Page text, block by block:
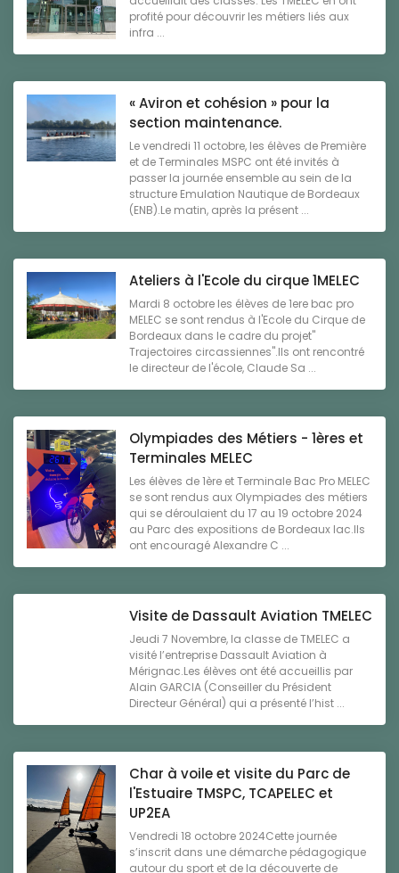
profité pour découvrir les métiers liés aux
infra ...
« Aviron et cohésion » pour la
section maintenance.
Le vendredi 11 octobre, les élèves de Première
et de Terminales MSPC ont été invités à
passer la journée ensemble au sein de la
structure Emulation Nautique de Bordeaux
(ENB).Le matin, après la présent ...
Ateliers à l'Ecole du cirque 1MELEC
Mardi 8 octobre les élèves de 1ere bac pro
MELEC se sont rendus à l'Ecole du Cirque de
Bordeaux dans le cadre du projet"
Trajectoires circassiennes".Ils ont rencontré
le directeur de l'école, Claude Sa ...
Olympiades des Métiers - 1ères et
Terminales MELEC
Les élèves de 1ère et Terminale Bac Pro MELEC
se sont rendus aux Olympiades des métiers
qui se déroulaient du 17 au 19 octobre 2024
au Parc des expositions de Bordeaux lac.Ils
ont encouragé Alexandre C ...
Visite de Dassault Aviation TMELEC
Jeudi 7 Novembre, la classe de TMELEC a
visité l’entreprise Dassault Aviation à
Mérignac.Les élèves ont été accueillis par
Alain GARCIA (Conseiller du Président
Directeur Général) qui a présenté l’hist ...
Char à voile et visite du Parc de
l'Estuaire TMSPC, TCAPELEC et
UP2EA
Vendredi 18 octobre 2024Cette journée
s’inscrit dans une démarche pédagogique
autour du sport et de la découverte de